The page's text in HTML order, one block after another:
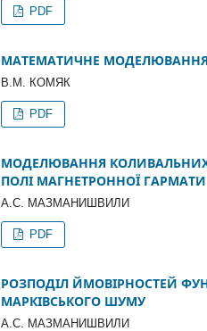
PDF
МАТЕМАТИЧНЕ МОДЕЛЮВАННЯ
В.М. КОМЯК
PDF
МОДЕЛЮВАННЯ КОЛИВАЛЬНИХ
ПОЛІ МАГНЕТРОННОЇ ГАРМАТИ
А.С. МАЗМАНИШВИЛИ
PDF
РОЗПОДІЛ ЙМОВІРНОСТЕЙ
МАРКІВСЬКОГО ШУМУ
А.С. МАЗМАНИШВИЛИ